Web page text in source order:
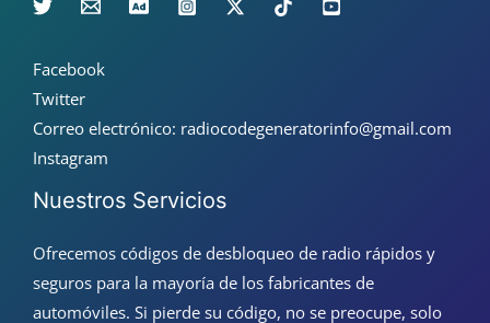
Facebook
Twitter
Correo electrónico: radiocodegeneratorinfo@gmail.com
Instagram
Nuestros Servicios
Ofrecemos códigos de desbloqueo de radio rápidos y
seguros para la mayoría de los fabricantes de
automóviles. Si pierde su código, no se preocupe, solo